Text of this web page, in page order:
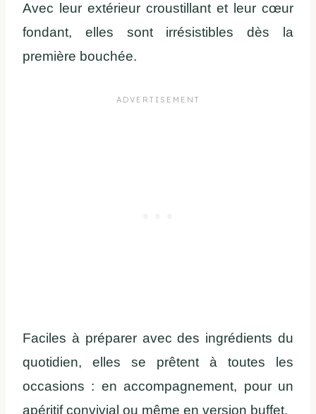
Avec leur extérieur croustillant et leur cœur
fondant, elles sont irrésistibles dès la
première bouchée.
Faciles à préparer avec des ingrédients du
quotidien, elles se prêtent à toutes les
occasions : en accompagnement, pour un
apéritif convivial ou même en version buffet.